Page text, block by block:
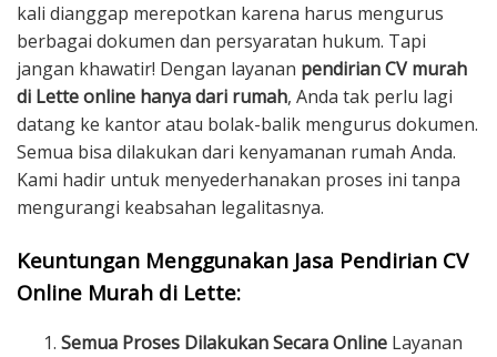
kali dianggap merepotkan karena harus mengurus
berbagai dokumen dan persyaratan hukum. Tapi
jangan khawatir! Dengan layanan pendirian CV murah
di Lette online hanya dari rumah, Anda tak perlu lagi
datang ke kantor atau bolak-balik mengurus dokumen.
Semua bisa dilakukan dari kenyamanan rumah Anda.
Kami hadir untuk menyederhanakan proses ini tanpa
mengurangi keabsahan legalitasnya.
Keuntungan Menggunakan Jasa Pendirian CV
Online Murah di Lette:
Semua Proses Dilakukan Secara Online Layanan